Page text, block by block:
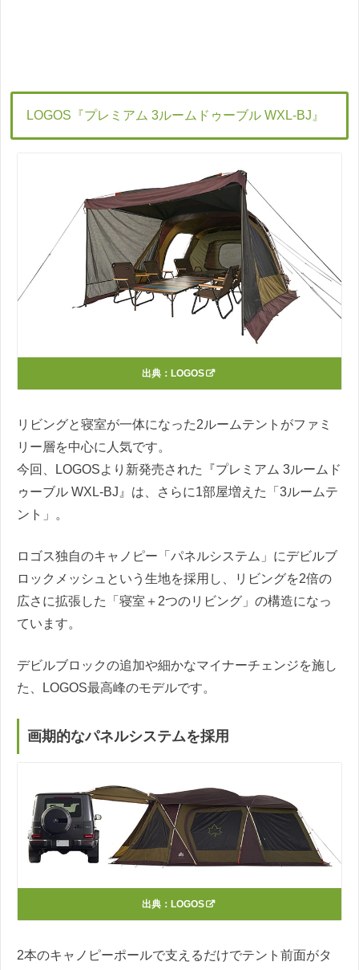
LOGOS『プレミアム 3ルームドゥーブル WXL-BJ』
出典： LOGOS
リビングと寝室が一体になった2ルームテントがファミ
リー層を中心に人気です。
今回、LOGOSより新発売された『プレミアム 3ルームド
ゥーブル WXL-BJ』は、さらに1部屋増えた「3ルームテ
ント」。
ロゴス独自のキャノピー「パネルシステム」にデビルブ
ロックメッシュという生地を採用し、リビングを2倍の
広さに拡張した「寝室＋2つのリビング」の構造になっ
ています。
デビルブロックの追加や細かなマイナーチェンジを施し
た、LOGOS最高峰のモデルです。
画期的なパネルシステムを採用
出典： LOGOS
2本のキャノピーポールで支えるだけでテント前面がタ